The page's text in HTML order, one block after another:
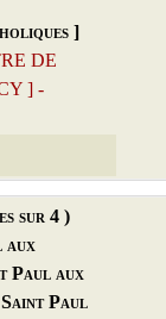
]
DE
] -
sur 4 )
aux
Paul aux
Paul